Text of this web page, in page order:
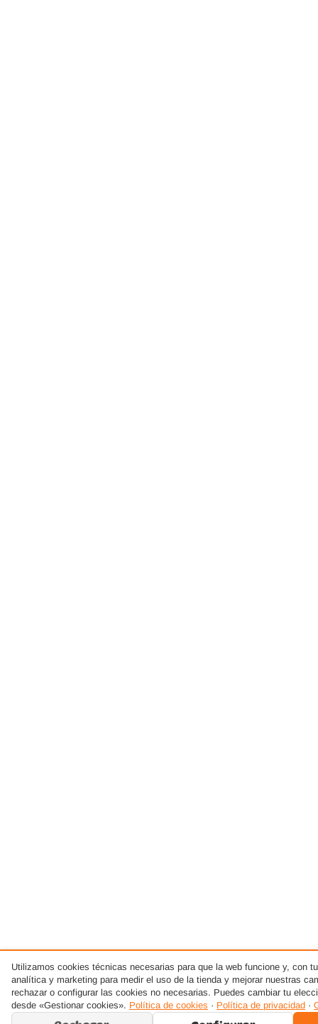
Utilizamos cookies técnicas necesarias para que la web funcione y, con
analítica y marketing para medir el uso de la tienda y mejorar nuestras
rechazar o configurar las cookies no necesarias. Puedes cambiar tu
desde «Gestionar cookies». Política de cookies · Política de privacidad ·